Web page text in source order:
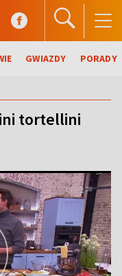
GWIAZDY PORADY
tortellini